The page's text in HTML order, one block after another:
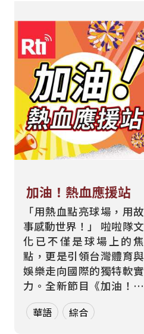
加油！熱血應援站
「用熱血點亮球場，用故
事感動世界！」 啦啦隊文
化已不僅是球場上的焦
點，更是引領台灣體育與
娛樂走向國際的獨特軟實
力。全新節目《加油！熱
血應援站》，由香港藝人
張啟樂與影視運動產業專
華語 綜合